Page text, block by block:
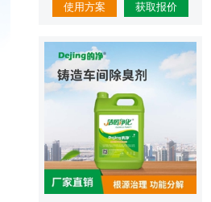
使用方案 获取报价